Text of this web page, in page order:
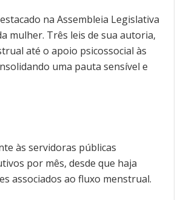
na Assembleia Legislativa
mulher. Três leis de sua autoria,
até o apoio psicossocial às
uma pauta sensível e
às servidoras públicas
por mês, desde que haja
associados ao fluxo menstrual.